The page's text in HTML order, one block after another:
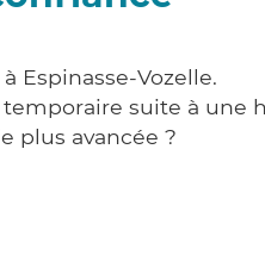
Espinasse-Vozelle.
suite à une
plus avancée ?